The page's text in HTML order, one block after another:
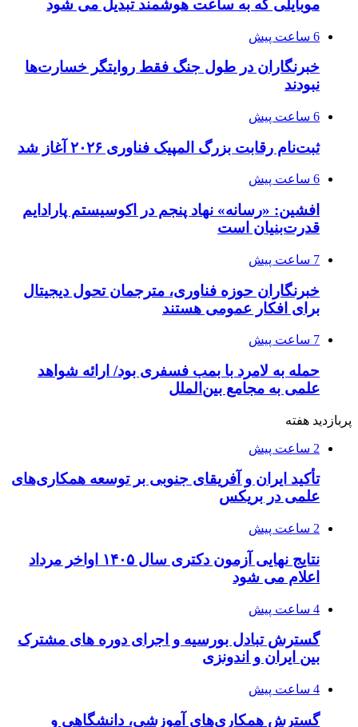
موبایلی که به ساعت هوشمند تبدیل می شود
6 ساعت پیش
خبرنگاران در طول جنگ فقط روایتگر خسارت‌ها
نبودند
6 ساعت پیش
ثبت‌نام رقابت بزرگ المپیک فناوری ۲۰۲۶ آغاز شد
6 ساعت پیش
افشین: «رسانه» نهاد پنجم در اکوسیستم پارادایم
قدرت‌بنیان است
7 ساعت پیش
خبرنگاران حوزه فناوری، مترجمان تحول دیجیتال
برای افکار عمومی هستند
7 ساعت پیش
حمله به لامرد با بمب فسفری بود/ ارائه شواهد
علمی به مجامع بین‌الملل
پربازدید هفته
2 ساعت پیش
تأکید ایران و آفریقای جنوبی بر توسعه همکاری‌های
علمی در بریکس
2 ساعت پیش
نتایج نهایی آزمون دکتری سال ۱۴۰۵ اواخر مرداد
اعلام می شود
4 ساعت پیش
گسترش تبادل بورسیه و اجرای دوره های مشترک
بین ایران و اندونزی
4 ساعت پیش
گسترش همکاری‌های آموزشی، دانشگاهی و